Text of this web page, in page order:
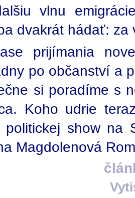
vlnu
dvakrát hádať: za
prijímania
po občanství a
si poradíme s
Koho udrie
politickej show na
Magdolenová